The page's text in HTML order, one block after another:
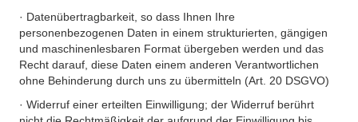
· Datenübertragbarkeit, so dass Ihnen Ihre
personenbezogenen Daten in einem strukturierten, gängigen
und maschinenlesbaren Format übergeben werden und das
Recht darauf, diese Daten einem anderen Verantwortlichen
ohne Behinderung durch uns zu übermitteln (Art. 20 DSGVO)
· Widerruf einer erteilten Einwilligung; der Widerruf berührt